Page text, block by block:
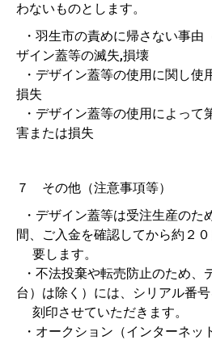
わないものとします。
・羽生市の責めに帰さない事由
ザイン蓋等の滅失,損壊
・デザイン蓋等の使用に関し使
損失
・デザイン蓋等の使用によって
害または損失
７ その他（注意事項等）
・デザイン蓋等は受注生産のた
間、ご入金を確認してから約２
要します。
・不法投棄や転売防止のため、
台）は除く）には、シリアル番
刻印させていただきます。
・オークション（インターネッ